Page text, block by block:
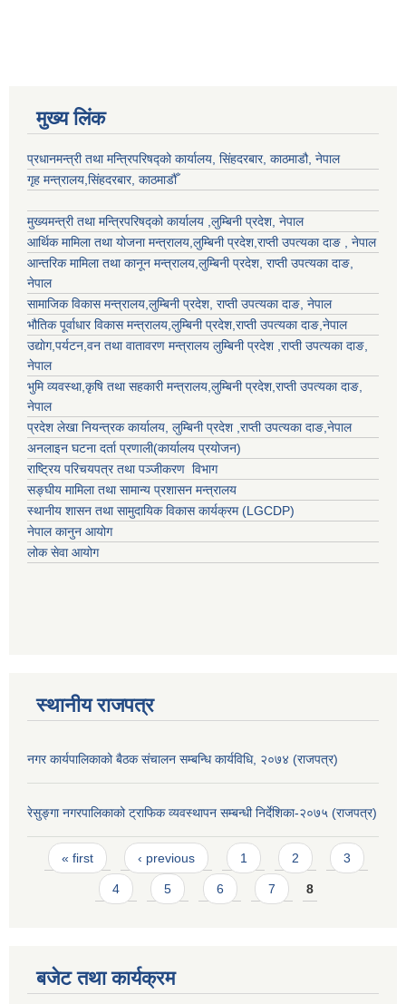
मुख्य लिंक
प्रधानमन्त्री तथा मन्त्रिपरिषद्को कार्यालय, सिंहदरबार, काठमाडौ, नेपाल
गृह मन्त्रालय,सिंहदरबार, काठमाडौँ
मुख्यमन्त्री तथा मन्त्रिपरिषद्को कार्यालय ,लुम्बिनी प्रदेश, नेपाल
आर्थिक मामिला तथा योजना मन्त्रालय,लुम्बिनी प्रदेश,राप्ती उपत्यका दाङ , नेपाल
आन्तरिक मामिला तथा कानून मन्त्रालय,लुम्बिनी प्रदेश, राप्ती उपत्यका दाङ,
नेपाल
सामाजिक विकास मन्त्रालय,लुम्बिनी प्रदेश, राप्ती उपत्यका दाङ, नेपाल
भौतिक पूर्वाधार विकास मन्त्रालय,लुम्बिनी प्रदेश,राप्ती उपत्यका दाङ,नेपाल
उद्याेग,पर्यटन,वन तथा वातावरण मन्त्रालय लुम्बिनी प्रदेश ,राप्ती उपत्यका दाङ,
नेपाल
भुमि व्यवस्था,कृषि तथा सहकारी मन्त्रालय,लुम्बिनी प्रदेश,राप्ती उपत्यका दाङ,
नेपाल
प्रदेश लेखा नियन्त्रक कार्यालय, लुम्बिनी प्रदेश ,राप्ती उपत्यका दाङ,नेपाल
अनलाइन घटना दर्ता प्रणाली(कार्यालय प्रयोजन)
राष्ट्रिय परिचयपत्र तथा पञ्जीकरण विभाग
सङ्घीय मामिला तथा सामान्य प्रशासन मन्त्रालय
स्थानीय शासन तथा सामुदायिक विकास कार्यक्रम (LGCDP)
नेपाल कानुन आयोग
लोक सेवा आयोग
स्थानीय राजपत्र
नगर कार्यपालिकाको बैठक संचालन सम्बन्धि कार्यविधि, २०७४ (राजपत्र)
रेसुङ्गा नगरपालिकाको ट्राफिक व्यवस्थापन सम्बन्धी निर्देशिका-२०७५ (राजपत्र)
Pages
« first ‹ previous 1 2 3
4 5 6 7 8
बजेट तथा कार्यक्रम